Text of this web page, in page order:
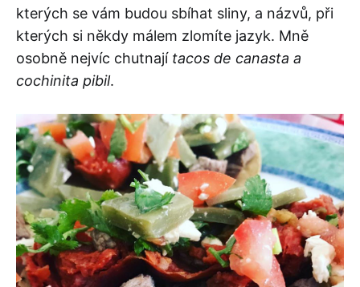
kterých se vám budou sbíhat sliny, a názvů, při
kterých si někdy málem zlomíte jazyk. Mně
osobně nejvíc chutnají tacos de canasta a
cochinita pibil.